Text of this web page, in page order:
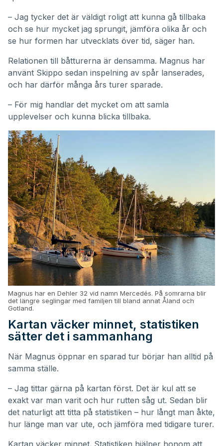
– Jag tycker det är väldigt roligt att kunna gå tillbaka
och se hur mycket jag sprungit, jämföra olika år och
se hur formen har utvecklats över tid, säger han.
Relationen till båtturerna är densamma. Magnus har
använt Skippo sedan inspelning av spår lanserades,
och har därför många års turer sparade.
– För mig handlar det mycket om att samla
upplevelser och kunna blicka tillbaka.
Magnus har en Dehler 32 vid namn Mercedés. På somrarna blir
det längre seglingar med familjen till bland annat Åland och
Gotland.
Kartan väcker minnet, statistiken
sätter det i sammanhang
När Magnus öppnar en sparad tur börjar han alltid på
samma ställe.
– Jag tittar gärna på kartan först. Det är kul att se
exakt var man varit och hur rutten såg ut. Sedan blir
det naturligt att titta på statistiken – hur långt man åkte,
hur länge man var ute, och jämföra med tidigare turer.